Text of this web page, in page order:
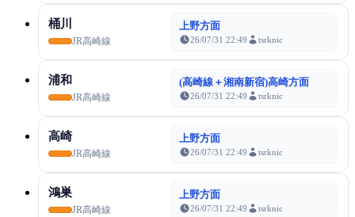
桶川
JR高崎線
上野方面
26/07/31 22:49 tsrknic
浦和
JR高崎線
(高崎線＋湘南新宿)高崎方面
26/07/31 22:49 tsrknic
高崎
JR高崎線
上野方面
26/07/31 22:49 tsrknic
鴻巣
JR高崎線
上野方面
26/07/31 22:49 tsrknic